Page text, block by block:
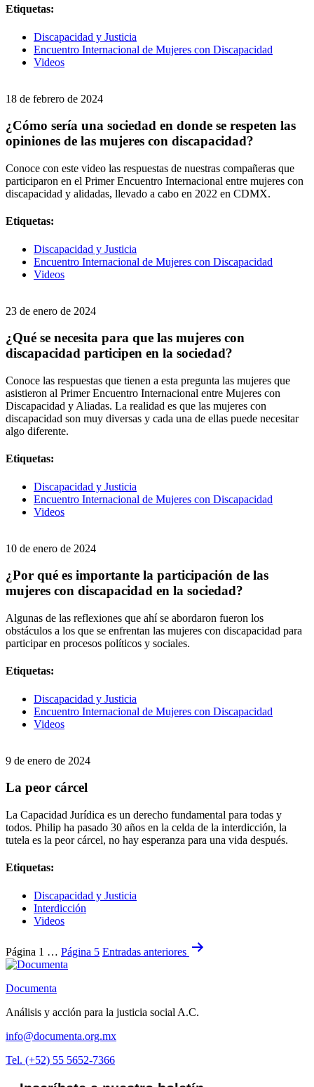
Etiquetas:
Discapacidad y Justicia
Encuentro Internacional de Mujeres con Discapacidad
Videos
18 de febrero de 2024
¿Cómo sería una sociedad en donde se respeten las
opiniones de las mujeres con discapacidad?
Conoce con este video las respuestas de nuestras compañeras que
participaron en el Primer Encuentro Internacional entre mujeres con
discapacidad y alidadas, llevado a cabo en 2022 en CDMX.
Etiquetas:
Discapacidad y Justicia
Encuentro Internacional de Mujeres con Discapacidad
Videos
23 de enero de 2024
¿Qué se necesita para que las mujeres con
discapacidad participen en la sociedad?
Conoce las respuestas que tienen a esta pregunta las mujeres que
asistieron al Primer Encuentro Internacional entre Mujeres con
Discapacidad y Aliadas. La realidad es que las mujeres con
discapacidad son muy diversas y cada una de ellas puede necesitar
algo diferente.
Etiquetas:
Discapacidad y Justicia
Encuentro Internacional de Mujeres con Discapacidad
Videos
10 de enero de 2024
¿Por qué es importante la participación de las
mujeres con discapacidad en la sociedad?
Algunas de las reflexiones que ahí se abordaron fueron los
obstáculos a los que se enfrentan las mujeres con discapacidad para
participar en procesos políticos y sociales.
Etiquetas:
Discapacidad y Justicia
Encuentro Internacional de Mujeres con Discapacidad
Videos
9 de enero de 2024
La peor cárcel
La Capacidad Jurídica es un derecho fundamental para todas y
todos. Philip ha pasado 30 años en la celda de la interdicción, la
tutela es la peor cárcel, no hay esperanza para una vida después.
Etiquetas:
Discapacidad y Justicia
Interdicción
Videos
Paginación
de
entradas
Página 1 … Página 5 Entradas anteriores
Documenta
Análisis y acción para la justicia social A.C.
info@documenta.org.mx
Tel. (+52) 55 5652-7366